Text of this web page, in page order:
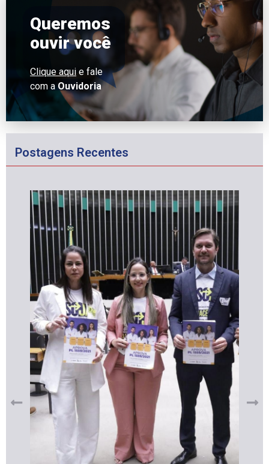
Queremos
ouvir você
Clique aqui e fale
com aOuvidoria
Postagens Recentes